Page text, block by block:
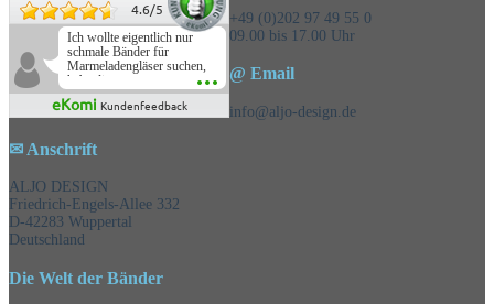
4.6/5
Ich wollte eigentlich nur
schmale Bänder für
Marmeladengläser suchen,
habe die
Überraschungsbänder
mitbestellt und war positiv
überrascht, schöne
eKomi Kundenfeedback
+49 (0)202 97 49 55 0
09.00 bis 17.00 Uhr
@ Email
info@aljo-design.de
✉ Anschrift
ALJO DESIGN
Friedrich-Engels-Allee 332
D-42283 Wuppertal
Deutschland
Die Welt der Bänder